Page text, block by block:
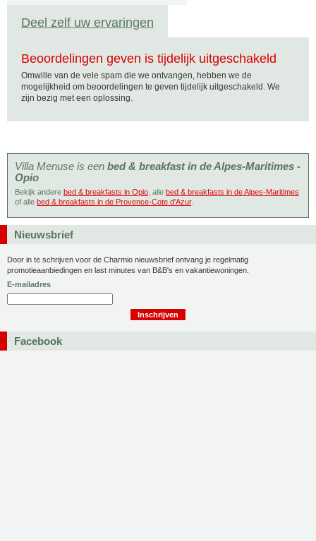
Deel zelf uw ervaringen
Beoordelingen geven is tijdelijk uitgeschakeld
Omwille van de vele spam die we ontvangen, hebben we de
mogelijkheid om beoordelingen te geven tijdelijk uitgeschakeld. We
zijn bezig met een oplossing.
Villa Menuse is een bed & breakfast in de Alpes-Maritimes -
Opio
Bekijk andere bed & breakfasts in Opio , alle bed & breakfasts in de Alpes-Maritimes
of alle bed & breakfasts in de Provence-Cote d'Azur.
Nieuwsbrief
Door in te schrijven voor de Charmio nieuwsbrief ontvang je regelmatig
promotieaanbiedingen en last minutes van B&B's en vakantiewoningen.
E-mailadres
Facebook